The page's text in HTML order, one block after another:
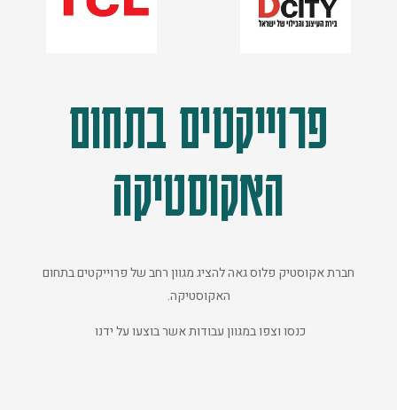
פרוייקטים בתחום
האקוסטיקה
חברת אקוסטיק פלוס גאה להציג מגוון רחב של פרוייקטים בתחום
האקוסטיקה.
כנסו וצפו במגוון עבודות אשר בוצעו על ידנו